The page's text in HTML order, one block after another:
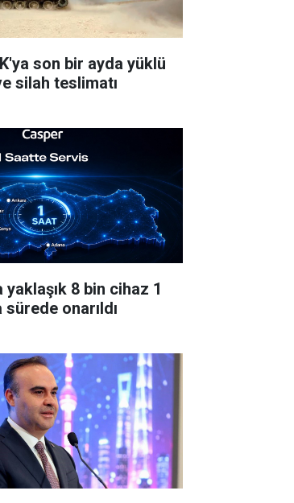
son bir ayda yüklü
silah teslimatı
yaklaşık 8 bin cihaz 1
onarıldı